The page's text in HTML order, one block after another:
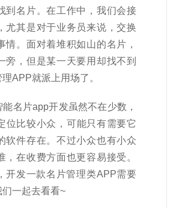
到名片。在工作中，我们会接
尤其是对于业务员来说，交换
情。面对着堆积如山的名片，
旁，但是某一天要用却找不到
APP就派上用场了。
名片app开发虽然不在少数，
位比较小众，可能只有需要它
软件存在。不过小众也有小众
，在收费方面也更容易接受。
开发一款名片管理类APP需要
一起去看看~